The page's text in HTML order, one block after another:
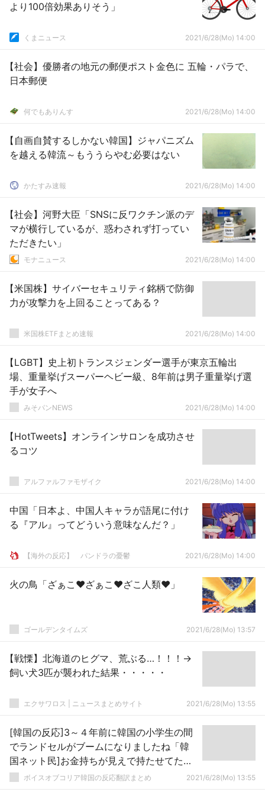
より100倍効果ありそう」
くまニュース 2021/6/28(Mo) 14:00
【社会】優勝者の地元の郵便ポスト金色に 五輪・パラで、
日本郵便
何でもありんす 2021/6/28(Mo) 14:00
【自画自賛するしかない韓国】ジャパニズム
を越える韓流～もううらやむ必要はない
かたすみ速報 2021/6/28(Mo) 14:00
【社会】河野大臣「SNSに反ワクチン派のデ
マが横行しているが、惑わされず打ってい
ただきたい」
モナニュース 2021/6/28(Mo) 14:00
【米国株】サイバーセキュリティ銘柄で防御
力が攻撃力を上回ることってある？
米国株ETFまとめ速報 2021/6/28(Mo) 14:00
【LGBT】史上初トランスジェンダー選手が東京五輪出
場、重量挙げスーパーヘビー級、8年前は男子重量挙げ選
手が女子へ
みそパンNEWS 2021/6/28(Mo) 14:00
【HotTweets】オンラインサロンを成功させ
るコツ
アルファルファモザイク 2021/6/28(Mo) 14:00
中国「日本よ、中国人キャラが語尾に付け
る『アル』ってどういう意味なんだ？」
【海外の反応】 パンドラの憂鬱 2021/6/28(Mo) 14:00
火の鳥「ざぁこ♥ざぁこ♥ざこ人類♥」
ゴールデンタイムズ 2021/6/28(Mo) 13:57
【戦慄】北海道のヒグマ、荒ぶる…！！！→
飼い犬3匹が襲われた結果・・・・・
エクサワロス | ニュースまとめサイト 2021/6/28(Mo) 13:55
[韓国の反応]3～４年前に韓国の小学生の間
でランドセルがブームになりましたね「韓
国ネット民]お金持ちが見えで持たせてただ
けだよボイスオブコリア韓国の反応翻訳まとめ 2021/6/28(Mo) 13:55